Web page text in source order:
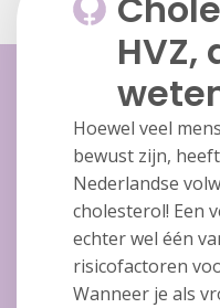
Hoewel veel
bewust zijn,
Nederlandse
cholesterol! Een
echter wel één
risicofactoren
Wanneer je als